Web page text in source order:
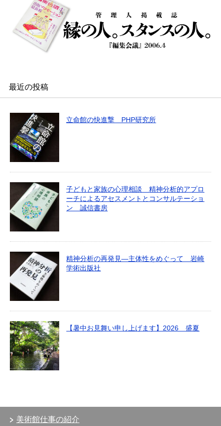
最近の投稿
立命館の快進撃 PHP研究所
子どもと家族の心理相談 精神分析的アプロ
ーチによるアセスメントとコンサルテーショ
ン 誠信書房
精神分析の再発見―主体性をめぐって 岩崎
学術出版社
【暑中お見舞い申し上げます】2026 盛夏
美術館仕事の紹介